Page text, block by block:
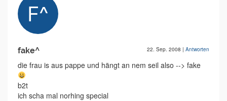
fake^ 22. Sep. 2008 | Antworten
die frau is aus pappe und hängt an nem seil also --> fake
b2t
ich scha mal norhing special